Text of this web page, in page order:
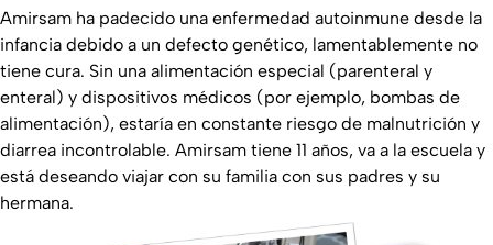
Amirsam ha padecido una enfermedad autoinmune desde la
infancia debido a un defecto genético, lamentablemente no
tiene cura. Sin una alimentación especial (parenteral y
enteral) y dispositivos médicos (por ejemplo, bombas de
alimentación), estaría en constante riesgo de malnutrición y
diarrea incontrolable. Amirsam tiene 11 años, va a la escuela y
está deseando viajar con su familia con sus padres y su
hermana.